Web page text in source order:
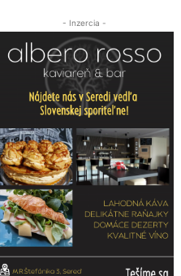
- Inzercia -